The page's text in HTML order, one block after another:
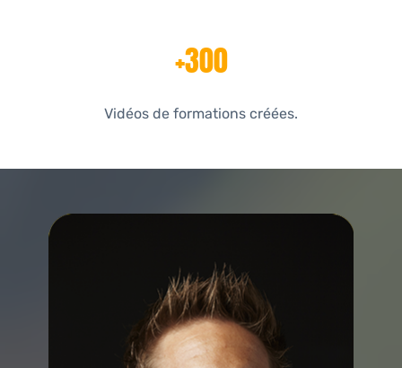
+300
Vidéos de formations créées.